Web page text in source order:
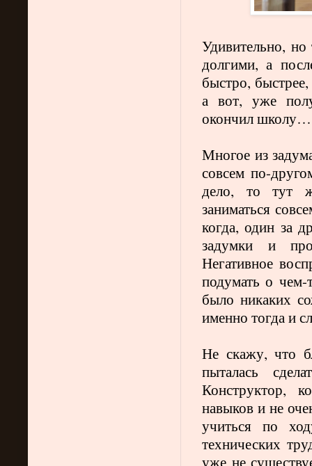
Удивительно, но
долгими, а
быстро,
а вот, уже
окончил
Многое из
совсем по-
дело, то тут
заниматься
когда, один за
задумки и
Негативное
подумать о
было никаких
именно тогда и
Не скажу, что
пыталась
Конструктор,
навыков и не
учиться по
технических
уже не